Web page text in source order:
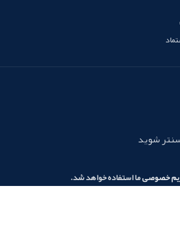
شوید
خصوصیما استفاده خواهد شد.